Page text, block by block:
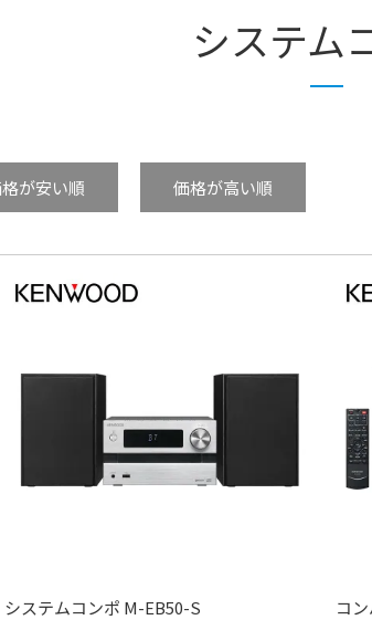
システム
が安い順 価格が高い順
システムコンポ M-EB50-S コ